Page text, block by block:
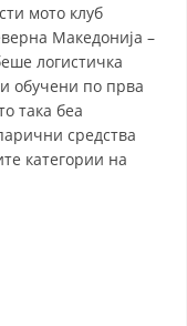
мото клуб
Македонија –
логистичка
обучени по прва
така беа
средства
категории на